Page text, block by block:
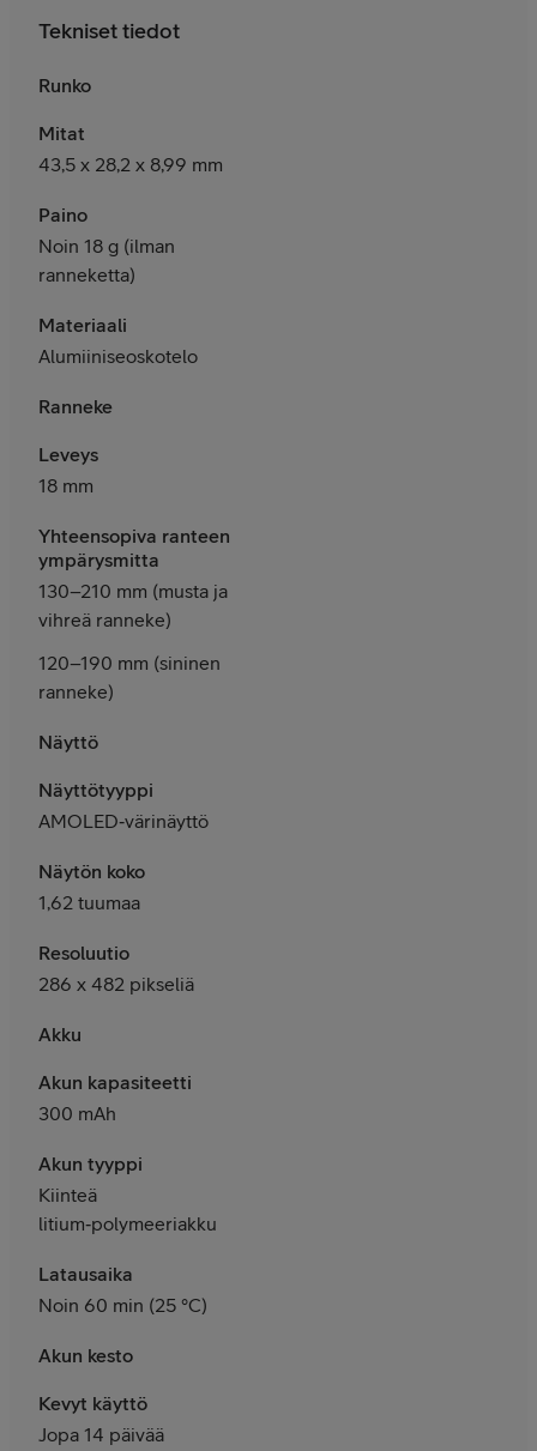
Tekniset tiedot
Runko
Mitat
43,5 x 28,2 x 8,99 mm
Paino
Noin 18 g (ilman
ranneketta)
Materiaali
Alumiiniseoskotelo
Ranneke
Leveys
18 mm
Yhteensopiva ranteen
ympärysmitta
130–210 mm (musta ja
vihreä ranneke)
120–190 mm (sininen
ranneke)
Näyttö
Näyttötyyppi
AMOLED‑värinäyttö
Näytön koko
1,62 tuumaa
Resoluutio
286 x 482 pikseliä
Akku
Akun kapasiteetti
300 mAh
Akun tyyppi
Kiinteä
litium‑polymeeriakku
Latausaika
Noin 60 min (25 °C)
Akun kesto
Kevyt käyttö
Jopa 14 päivää